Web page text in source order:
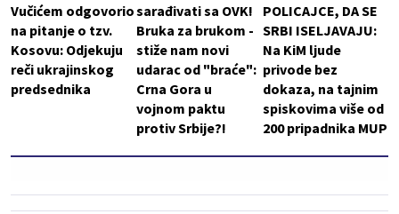
Vučićem odgovorio
na pitanje o tzv.
Kosovu: Odjekuju
reči ukrajinskog
predsednika
sarađivati sa OVK!
Bruka za brukom -
stiže nam novi
udarac od "braće":
Crna Gora u
vojnom paktu
protiv Srbije?!
POLICAJCE, DA SE
SRBI ISELJAVAJU:
Na KiM ljude
privode bez
dokaza, na tajnim
spiskovima više od
200 pripadnika MUP